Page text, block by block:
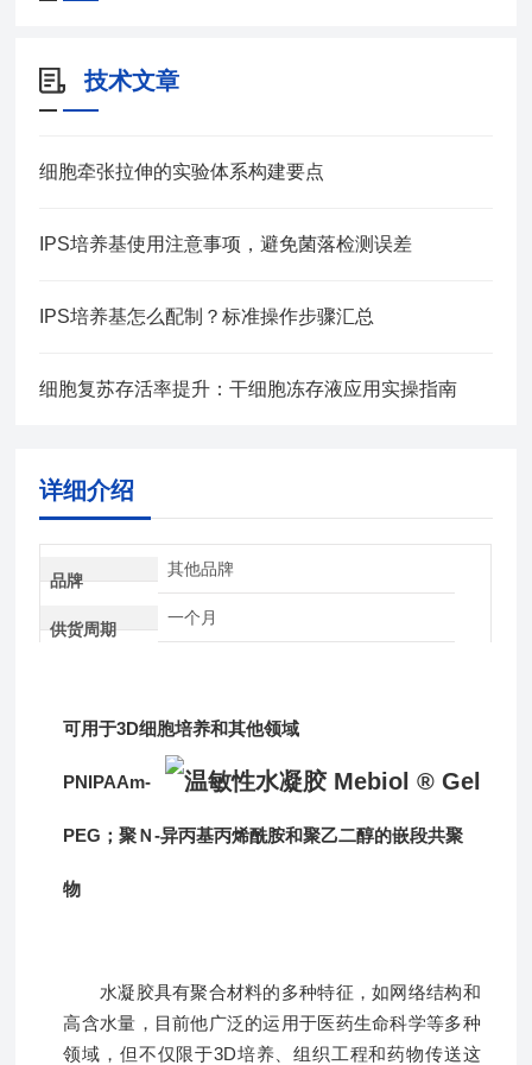
技术文章
细胞牵张拉伸的实验体系构建要点
IPS培养基使用注意事项，避免菌落检测误差
IPS培养基怎么配制？标准操作步骤汇总
细胞复苏存活率提升：干细胞冻存液应用实操指南
详细介绍
品牌
其他品牌
供货周期
一个月
可用于3D细胞培养和其他领域
PNIPAAm-
PEG；聚Ｎ-异丙基丙烯酰胺和聚乙二醇的嵌段共聚
物
水凝胶具有聚合材料的多种特征，如网络结构和
高含水量，目前他广泛的运用于医药生命科学等多种
领域，但不仅限于3D培养、组织工程和药物传送这